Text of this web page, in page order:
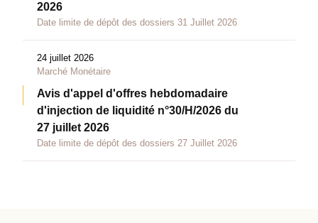
2026
Date limite de dépôt des dossiers 31 Juillet 2026
24 juillet 2026
Marché Monétaire
Avis d'appel d'offres hebdomadaire
d'injection de liquidité n°30/H/2026 du
27 juillet 2026
Date limite de dépôt des dossiers 27 Juillet 2026